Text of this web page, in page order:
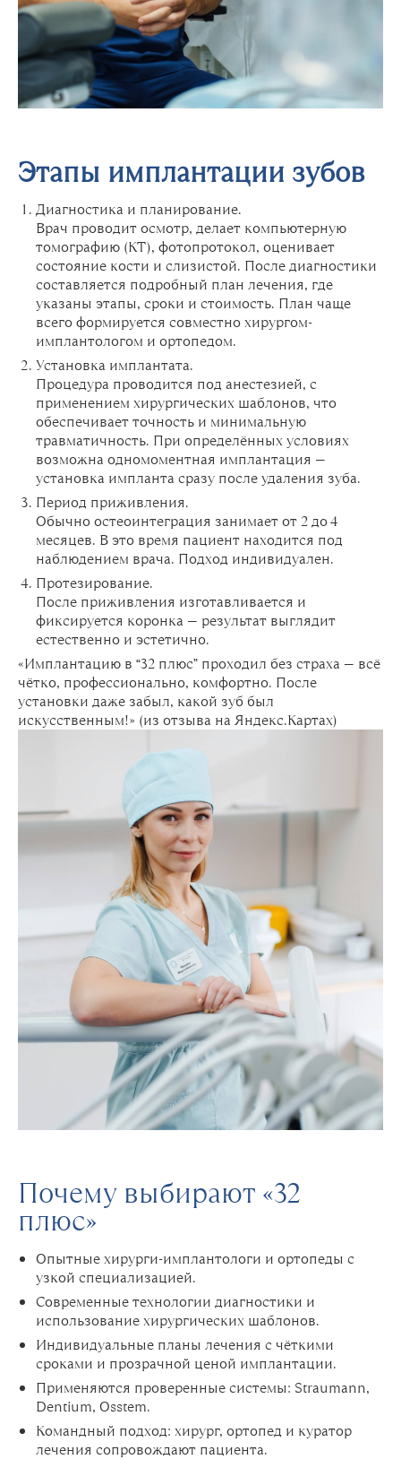
Этапы имплантации зубов
Диагностика и планирование.
Врач проводит осмотр, делает компьютерную
томографию (КТ), фотопротокол, оценивает
состояние кости и слизистой. После диагностики
составляется подробный план лечения, где
указаны этапы, сроки и стоимость. План чаще
всего формируется совместно хирургом-
имплантологом и ортопедом.
Установка имплантата.
Процедура проводится под анестезией, с
применением хирургических шаблонов, что
обеспечивает точность и минимальную
травматичность. При определённых условиях
возможна одномоментная имплантация —
установка импланта сразу после удаления зуба.
Период приживления.
Обычно остеоинтеграция занимает от 2 до 4
месяцев. В это время пациент находится под
наблюдением врача. Подход индивидуален.
Протезирование.
После приживления изготавливается и
фиксируется коронка — результат выглядит
естественно и эстетично.
«Имплантацию в “32 плюс” проходил без страха — всё
чётко, профессионально, комфортно. После
установки даже забыл, какой зуб был
искусственным!» (из отзыва на Яндекс.Картах)
Почему выбирают «32
плюс»
Опытные хирурги-имплантологи и ортопеды с
узкой специализацией.
Современные технологии диагностики и
использование хирургических шаблонов.
Индивидуальные планы лечения с чёткими
сроками и прозрачной ценой имплантации.
Применяются проверенные системы: Straumann,
Dentium, Osstem.
Командный подход: хирург, ортопед и куратор
лечения сопровождают пациента.